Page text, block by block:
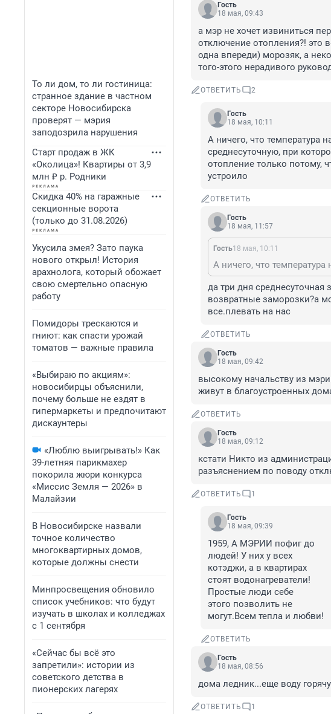
То ли дом, то ли гостиница:
странное здание в частном
секторе Новосибирска
проверят — мэрия
заподозрила нарушения
Старт продаж в ЖК
«Околица»! Квартиры от 3,9
млн ₽ р. Родники
Скидка 40% на гаражные
секционные ворота
(только до 31.08.2026)
Укусила змея? Зато паука
нового открыл! История
арахнолога, который обожает
свою смертельно опасную
работу
Помидоры трескаются и
гниют: как спасти урожай
томатов — важные правила
«Выбираю по акциям»:
новосибирцы объяснили,
почему больше не ездят в
гипермаркеты и предпочитают
дискаунтеры
«Люблю выигрывать!» Как
39-летняя парикмахер
покорила жюри конкурса
«Миссис Земля — 2026» в
Малайзии
В Новосибирске назвали
точное количество
многоквартирных домов,
которые должны снести
Минпросвещения обновило
список учебников: что будут
изучать в школах и колледжах
с 1 сентября
«Сейчас бы всё это
запретили»: истории из
советского детства в
пионерских лагерях
Гость
18 мая, 09:43
а мэр не хочет извиниться
отключение отопления?! это
одна впереди) морозяк, а
того-этого нерадивого
ОТВЕТИТЬ 2
Гость
18 мая, 10:11
А ничего, что температура
среднесуточную, при
отопление только потому,
устроило
ОТВЕТИТЬ
Гость
18 мая, 11:57
Гость18 мая, 10:11
да три дня среднесуточная
возвратные заморозки?а
все.плевать на нас
ОТВЕТИТЬ
Гость
18 мая, 09:42
высокому начальству из
живут в благоустроенных
ОТВЕТИТЬ
Гость
18 мая, 09:12
кстати Никто из
разъяснением по поводу
ОТВЕТИТЬ 1
Гость
18 мая, 09:39
1959, А МЭРИИ пофиг до
людей! У них у всех
котэджи, а в квартирах
стоят водонагреватели!
Простые люди себе
этого позволить не
могут.Всем тепла и любви!
ОТВЕТИТЬ
Гость
18 мая, 08:56
дома ледник...еще воду
ОТВЕТИТЬ 1